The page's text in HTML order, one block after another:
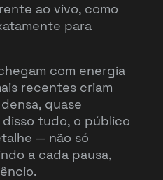
ao vivo, como
para
com energia
recentes criam
quase
tudo, o público
— não só
a cada pausa,